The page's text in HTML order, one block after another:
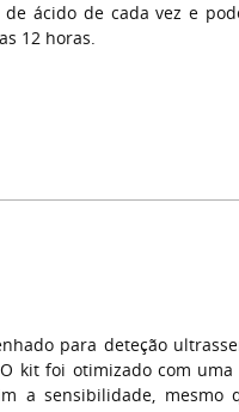
ácido de cada vez e
12 horas.
para deteção
kit foi otimizado com
a sensibilidade, mesmo